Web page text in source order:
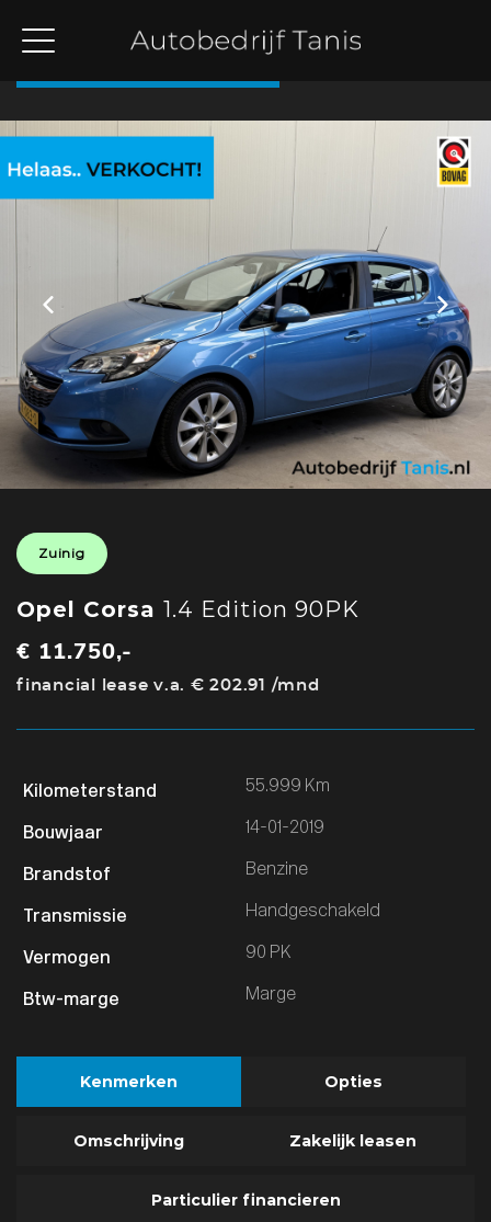
Zuinig
Opel Corsa 1.4 Edition 90PK
€ 11.750,-
financial lease v.a. € 202.91 /mnd
55.999 Km
14-01-2019
Benzine
Handgeschakeld
90 PK
Marge
Kenmerken Opties
Omschrijving Zakelijk leasen
Particulier financieren